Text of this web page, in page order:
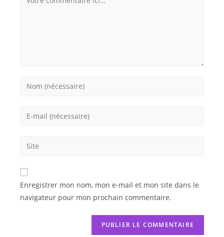
Enregistrer mon nom, mon e-mail et mon site dans le
navigateur pour mon prochain commentaire.